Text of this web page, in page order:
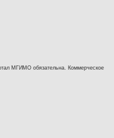
МГИМО обязательна. Коммерческое